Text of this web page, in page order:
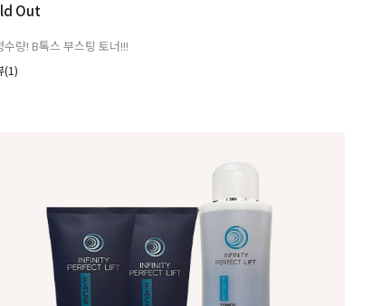
Out
수량! B톡스 부스팅 토너!!!
(1)